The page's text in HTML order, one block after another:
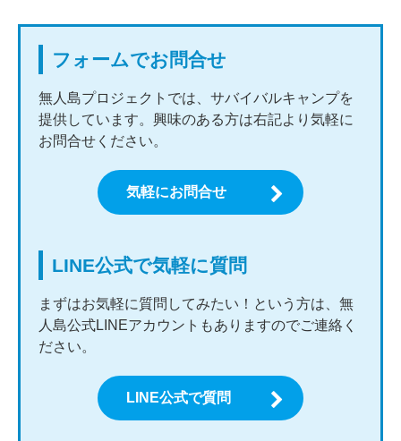
フォームでお問合せ
無人島プロジェクトでは、サバイバルキャンプを
提供しています。興味のある方は右記より気軽に
お問合せください。
気軽にお問合せ
LINE公式で気軽に質問
まずはお気軽に質問してみたい！という方は、無
人島公式LINEアカウントもありますのでご連絡く
ださい。
LINE公式で質問